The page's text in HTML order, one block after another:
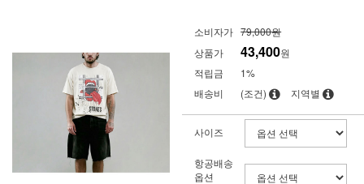
소비자가 79,000원
상품가
43,400원
적립금
1%
배송비
(조건) 지역별
사이즈
항공배송
옵션